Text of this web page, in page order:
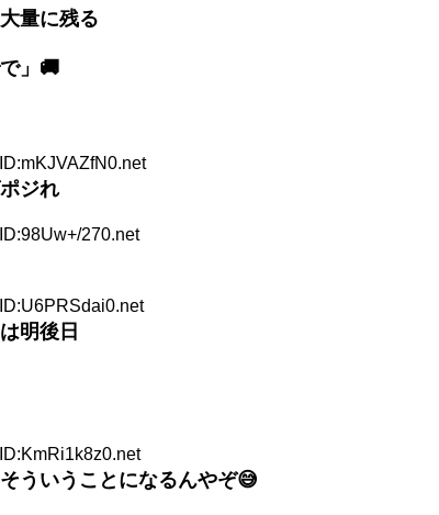
量に残る
」🚚
ID:mKJVAZfN0.net
ジれ
ID:98Uw+/270.net
ID:U6PRSdai0.net
明後日
ID:KmRi1k8z0.net
ういうことになるんやぞ😅